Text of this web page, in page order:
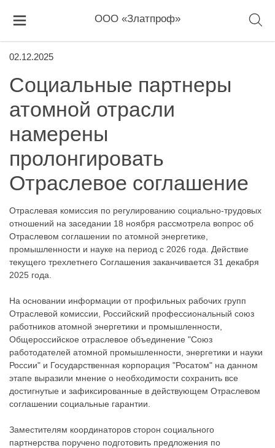
ООО «Златпроф»
02.12.2025
Социальные партнеры
атомной отрасли
намерены
пролонгировать
Отраслевое соглашение
Отраслевая комиссия по регулированию социально-трудовых
отношений на заседании 18 ноября рассмотрела вопрос об
Отраслевом соглашении по атомной энергетике,
промышленности и науке на период с 2026 года. Действие
текущего трехлетнего Соглашения заканчивается 31 декабря
2025 года.
На основании информации от профильных рабочих групп
Отраслевой комиссии, Российский профессиональный союз
работников атомной энергетики и промышленности,
Общероссийское отраслевое объединение "Союз
работодателей атомной промышленности, энергетики и науки
России" и Государственная корпорация "Росатом" на данном
этапе выразили мнение о необходимости сохранить все
достигнутые и зафиксированные в действующем Отраслевом
соглашении социальные гарантии.
Заместителям координаторов сторон социального
партнерства поручено подготовить предложения по